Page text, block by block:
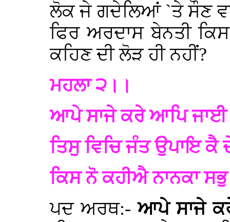
ਲੋਕ ਜੇ ਗਦੇਲਿਆਂ `ਤੇ ਸੌਣ
ਫਿਰ ਅਰਦਾਸ ਬੇਨਤੀ
ਕਹਿਣ ਦੀ ਲੋੜ ਹੀ ਨਹੀਂ?
ਮਹਲਾ ੨।।
ਆਪੇ ਸਾਜੇ ਕਰੇ ਆਪਿ ਜਾਈ
ਤਿਸੁ ਵਿਚਿ ਜੰਤ ਉਪਾਇ ਕੈ
ਕਿਸ ਨੋ ਕਹੀਐ ਨਾਨਕਾ
ਪਦ ਅਰਥ:-ਆਪੇ ਸਾਜੇ